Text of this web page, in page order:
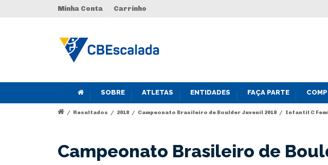
Minha Conta Carrinho
SOBRE ATLETAS ENTIDADES FAÇA PARTE
/ Resultados / 2018 / Campeonato Brasileiro de Boulder Juvenil 2018 / Infantil C
Campeonato Brasileiro de